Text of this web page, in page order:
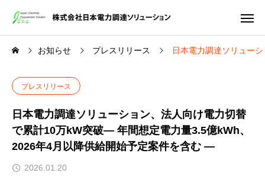
お知らせ プレスリリース 日本電力調達ソリュー
プレスリリース
日本電力調達ソリューション、法人向け電力切替
で累計10万kW突破― 年間想定電力量3.5億kWh、
2026年4月以降供給開始予定案件を含む ―
2026.01.20